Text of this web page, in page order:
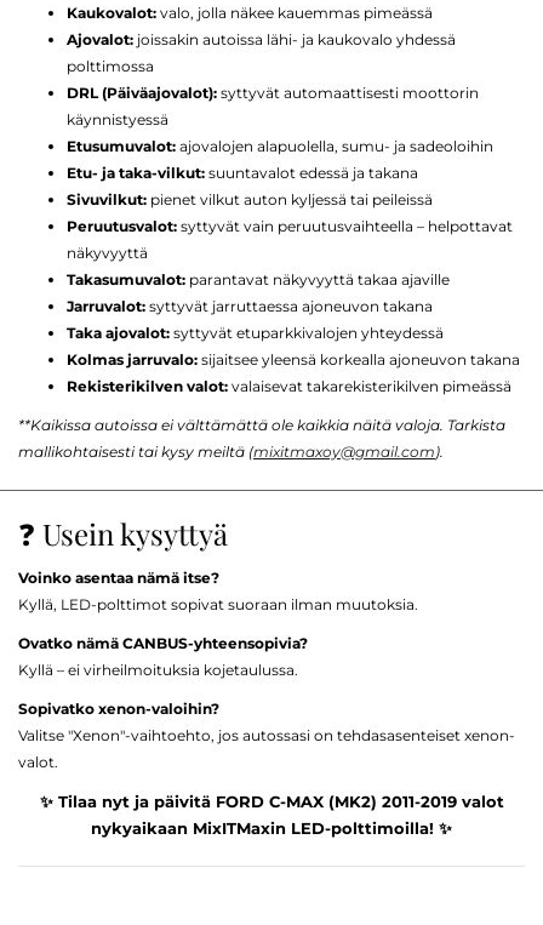
Kaukovalot: valo, jolla näkee kauemmas pimeässä
Ajovalot: joissakin autoissa lähi- ja kaukovalo yhdessä
polttimossa
DRL (Päiväajovalot): syttyvät automaattisesti moottorin
käynnistyessä
Etusumuvalot: ajovalojen alapuolella, sumu- ja sadeoloihin
Etu- ja taka-vilkut: suuntavalot edessä ja takana
Sivuvilkut: pienet vilkut auton kyljessä tai peileissä
Peruutusvalot: syttyvät vain peruutusvaihteella – helpottavat
näkyvyyttä
Takasumuvalot: parantavat näkyvyyttä takaa ajaville
Jarruvalot: syttyvät jarruttaessa ajoneuvon takana
Taka ajovalot: syttyvät etuparkkivalojen yhteydessä
Kolmas jarruvalo: sijaitsee yleensä korkealla ajoneuvon takana
Rekisterikilven valot: valaisevat takarekisterikilven pimeässä
**Kaikissa autoissa ei välttämättä ole kaikkia näitä valoja. Tarkista
mallikohtaisesti tai kysy meiltä (mixitmaxoy@gmail.com ).
❓ Usein kysyttyä
Voinko asentaa nämä itse?
Kyllä, LED-polttimot sopivat suoraan ilman muutoksia.
Ovatko nämä CANBUS-yhteensopivia?
Kyllä – ei virheilmoituksia kojetaulussa.
Sopivatko xenon-valoihin?
Valitse "Xenon"-vaihtoehto, jos autossasi on tehdasasenteiset xenon-
valot.
✨ Tilaa nyt ja päivitä FORD C-MAX (MK2) 2011-2019 valot
nykyaikaan MixITMaxin LED-polttimoilla! ✨